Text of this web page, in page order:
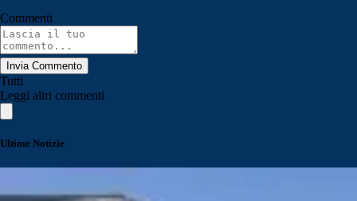
Commenti
Invia Commento
Tutti
Leggi altri commenti
Ultime Notizie